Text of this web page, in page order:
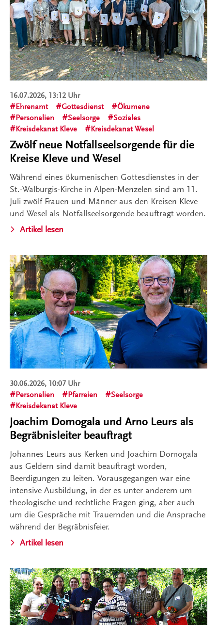
16.07.2026, 13:12 Uhr
Ehrenamt
Gottesdienst
Ökumene
Personalien
Seelsorge
Soziales
Kreisdekanat Kleve
Kreisdekanat Wesel
Zwölf neue Notfallseelsorgende für die
Kreise Kleve und Wesel
Während eines ökumenischen Gottesdienstes in der
St.-Walburgis-Kirche in Alpen-Menzelen sind am 11.
Juli zwölf Frauen und Männer aus den Kreisen Kleve
und Wesel als Notfallseelsorgende beauftragt worden.
Artikel lesen
30.06.2026, 10:07 Uhr
Personalien
Pfarreien
Seelsorge
Kreisdekanat Kleve
Joachim Domogala und Arno Leurs als
Begräbnisleiter beauftragt
Johannes Leurs aus Kerken und Joachim Domogala
aus Geldern sind damit beauftragt worden,
Beerdigungen zu leiten. Vorausgegangen war eine
intensive Ausbildung, in der es unter anderem um
theologische und rechtliche Fragen ging, aber auch
um die Gespräche mit Trauernden und die Ansprache
während der Begräbnisfeier.
Artikel lesen